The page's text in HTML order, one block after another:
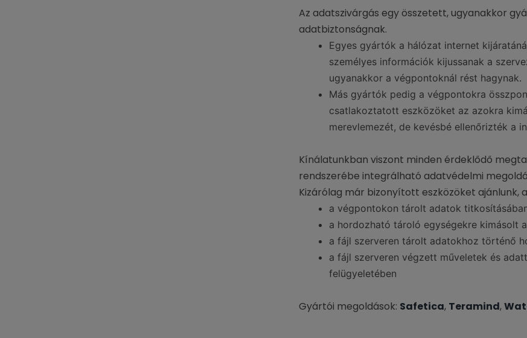
Az adatszivárgás egy összetett, ugyanakkor
adatbiztonságnak.
Egyes gyártók a hálózat internet
személyes információk kijussanak a
ugyanakkor a végpontoknál rést hagynak.
Más gyártók pedig a végpontokra
csatlakoztatott eszközöket az azokra
merevlemezét, de kevésbé ellenőrizték a
Kínálatunkban viszont minden érdeklődő
rendszerébe integrálható adatvédelmi
Kizárólag már bizonyított eszközöket
a végpontokon tárolt adatok
a hordozható tároló egységekre kimásolt
a fájl szerveren tárolt adatokhoz történő
a fájl szerveren végzett műveletek és
felügyeletében
Gyártói megoldások: Safetica, Teramind,